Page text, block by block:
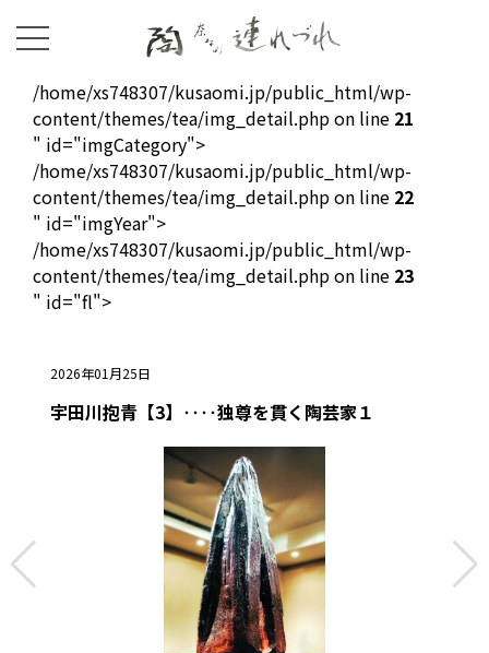
/home/xs748307/kusaomi.jp/public_html/wp-
content/themes/tea/img_detail.php on line 21
" id="imgCategory">
/home/xs748307/kusaomi.jp/public_html/wp-
content/themes/tea/img_detail.php on line 22
" id="imgYear">
/home/xs748307/kusaomi.jp/public_html/wp-
content/themes/tea/img_detail.php on line 23
" id="fl">
2026年01月25日
宇田川抱青【3】‥‥独尊を貫く陶芸家１